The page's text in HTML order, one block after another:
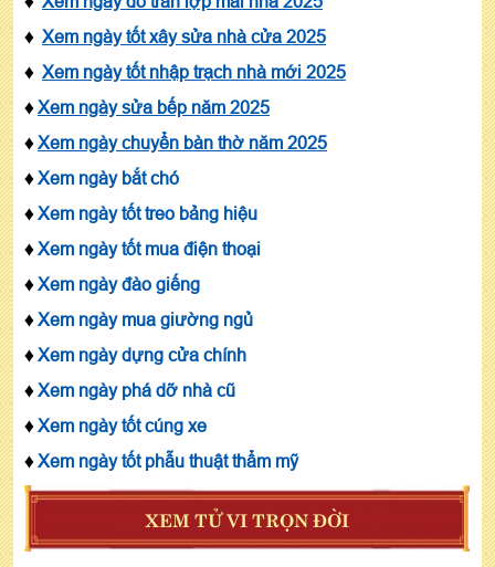
♦ Xem ngày tốt xây sửa nhà cửa 2025
♦ Xem ngày tốt nhập trạch nhà mới 2025
♦Xem ngày sửa bếp năm 2025
♦Xem ngày chuyển bàn thờ năm 2025
♦Xem ngày bắt chó
♦Xem ngày tốt treo bảng hiệu
♦Xem ngày tốt mua điện thoại
♦Xem ngày đào giếng
♦Xem ngày mua giường ngủ
♦Xem ngày dựng cửa chính
♦Xem ngày phá dỡ nhà cũ
♦Xem ngày tốt cúng xe
♦Xem ngày tốt phẫu thuật thẩm mỹ
XEM TỬ VI TRỌN ĐỜI